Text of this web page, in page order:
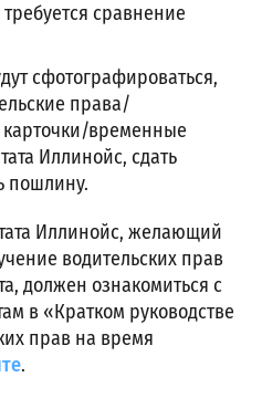
сравнение
сфотографироваться,
права/
временные
Иллинойс, сдать
пошлину.
Иллинойс, желающий
водительских прав
должен ознакомиться с
в «Кратком руководстве
прав на время
.